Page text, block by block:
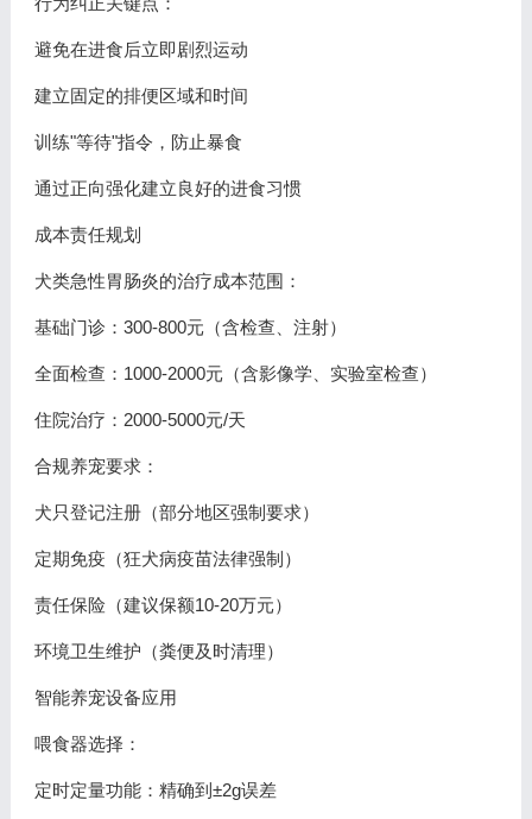
避免在进食后立即剧烈运动
建立固定的排便区域和时间
训练"等待"指令，防止暴食
通过正向强化建立良好的进食习惯
成本责任规划
犬类急性胃肠炎的治疗成本范围：
基础门诊：300-800元（含检查、注射）
全面检查：1000-2000元（含影像学、实验室检查）
住院治疗：2000-5000元/天
合规养宠要求：
犬只登记注册（部分地区强制要求）
定期免疫（狂犬病疫苗法律强制）
责任保险（建议保额10-20万元）
环境卫生维护（粪便及时清理）
智能养宠设备应用
喂食器选择：
定时定量功能：精确到±2g误差